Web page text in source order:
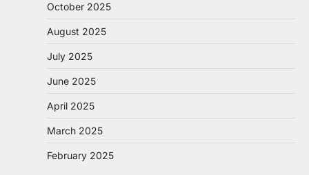
October 2025
August 2025
July 2025
June 2025
April 2025
March 2025
February 2025